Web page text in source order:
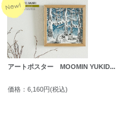
ガーデンセット ガーデン収納庫
アートポスター MOOMIN YUKID...
価格：6,160円(税込)